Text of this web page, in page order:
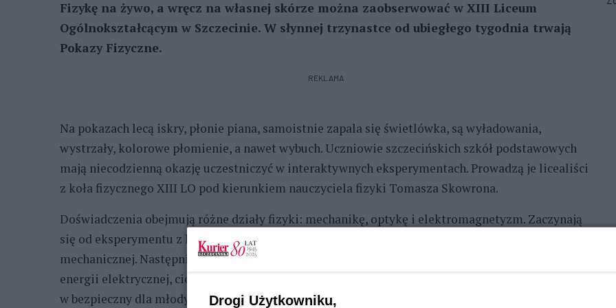
Fizykę na żywo, a wręcz na własnej skórze można zaobserwować w XIII Liceum
Ogólnokształcącym w Szczecinie. W słynnej trzynastce od ubiegłego tygodnia trwają
Pokazy Fizyczne.
REKLAMA
Na pokazach lecą iskry, płonie piana, samoistnie zapala się świetlówka, są wyładowania,
wystrzały, kolorowe płomienie, a nawet wybuch. Uczniowie szczecińskich szkół podstawowych
mają niecodzienną okazję uczestniczyć w interaktywnych eksperymentach. Prowadzą je licealiści
z koła fizycznego XIII LO pod kierunkiem nauczyciela fizyki Tomasza Skowrona.
Doświadczenia obejmują różne działy fizyki: mechanikę, optykę i elektromagnetyzm. Zaczynają
się od eksperymentu z kołem od roweru, co pozwala zaobserwować prawdziwą siłę energii
mechanicznej. Następnie licealiści prezentują jej przemiany, gromadzenie oraz powstawanie
energii elektrycznej, cieplnej, chemicznej. Wszystko w bardzo atrakcyjny, a co najważniejsze
w bezpieczny dla młodych ludzi, sposób.
Drogi Użytkowniku,